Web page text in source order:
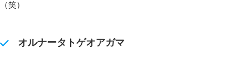
（笑）
オルナータトゲオアガマ